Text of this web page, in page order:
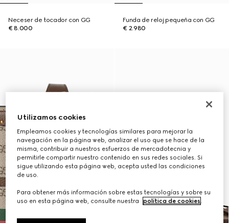
Neceser de tocador con GG
€ 8.000
Funda de reloj pequeña con GG
€ 2.980
Utilizamos cookies
Empleamos cookies y tecnologías similares para mejorar la
navegación en la página web, analizar el uso que se hace de la
misma, contribuir a nuestros esfuerzos de mercadotecnia y
permitirle compartir nuestro contenido en sus redes sociales. Si
sigue utilizando esta página web, acepta usted las condiciones
de uso.
Para obtener más información sobre estas tecnologías y sobre su
uso en esta página web, consulte nuestra
política de cookies.